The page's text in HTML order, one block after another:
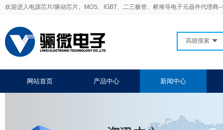
欢迎进入电源芯片/驱动芯片、MOS、IGBT、二三极管、桥堆等电子元器件代理商
高级搜索
网站首页 产品中心 新闻中心